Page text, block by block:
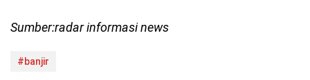
Sumber:radar informasi news
#banjir